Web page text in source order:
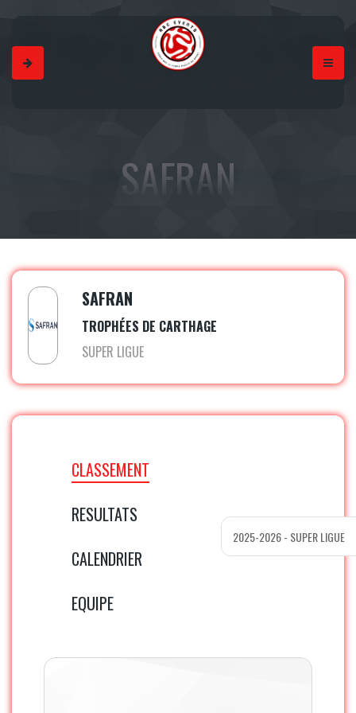
SAFRAN
SAFRAN
TROPHÉES DE CARTHAGE
SUPER LIGUE
CLASSEMENT
RESULTATS
CALENDRIER
EQUIPE